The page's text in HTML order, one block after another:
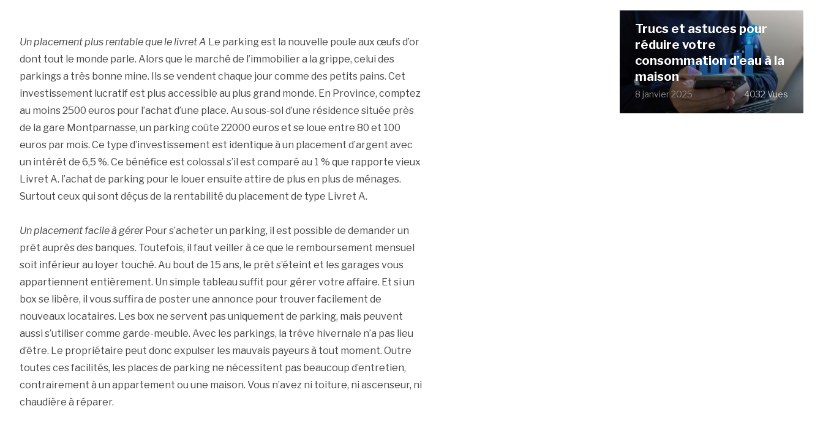
Un placement plus rentable que le livret A Le parking est la nouvelle poule aux œufs d’or
dont tout le monde parle. Alors que le marché de l’immobilier a la grippe, celui des
parkings a très bonne mine. Ils se vendent chaque jour comme des petits pains. Cet
investissement lucratif est plus accessible au plus grand monde. En Province, comptez
au moins 2500 euros pour l’achat d’une place. Au sous-sol d’une résidence située près
de la gare Montparnasse, un parking coûte 22000 euros et se loue entre 80 et 100
euros par mois. Ce type d’investissement est identique à un placement d’argent avec
un intérêt de 6,5 %. Ce bénéfice est colossal s’il est comparé au 1 % que rapporte vieux
Livret A. l’achat de parking pour le louer ensuite attire de plus en plus de ménages.
Surtout ceux qui sont déçus de la rentabilité du placement de type Livret A.
Un placement facile à gérerPour s’acheter un parking, il est possible de demander un
prêt auprès des banques. Toutefois, il faut veiller à ce que le remboursement mensuel
soit inférieur au loyer touché. Au bout de 15 ans, le prêt s’éteint et les garages vous
appartiennent entièrement. Un simple tableau suffit pour gérer votre affaire. Et si un
box se libère, il vous suffira de poster une annonce pour trouver facilement de
nouveaux locataires. Les box ne servent pas uniquement de parking, mais peuvent
aussi s’utiliser comme garde-meuble. Avec les parkings, la trêve hivernale n’a pas lieu
d’être. Le propriétaire peut donc expulser les mauvais payeurs à tout moment. Outre
toutes ces facilités, les places de parking ne nécessitent pas beaucoup d’entretien,
contrairement à un appartement ou une maison. Vous n’avez ni toiture, ni ascenseur, ni
chaudière à réparer.
Trucs et astuces pour
réduire votre
consommation d’eau à la
maison
8 janvier 2025 4032 Vues